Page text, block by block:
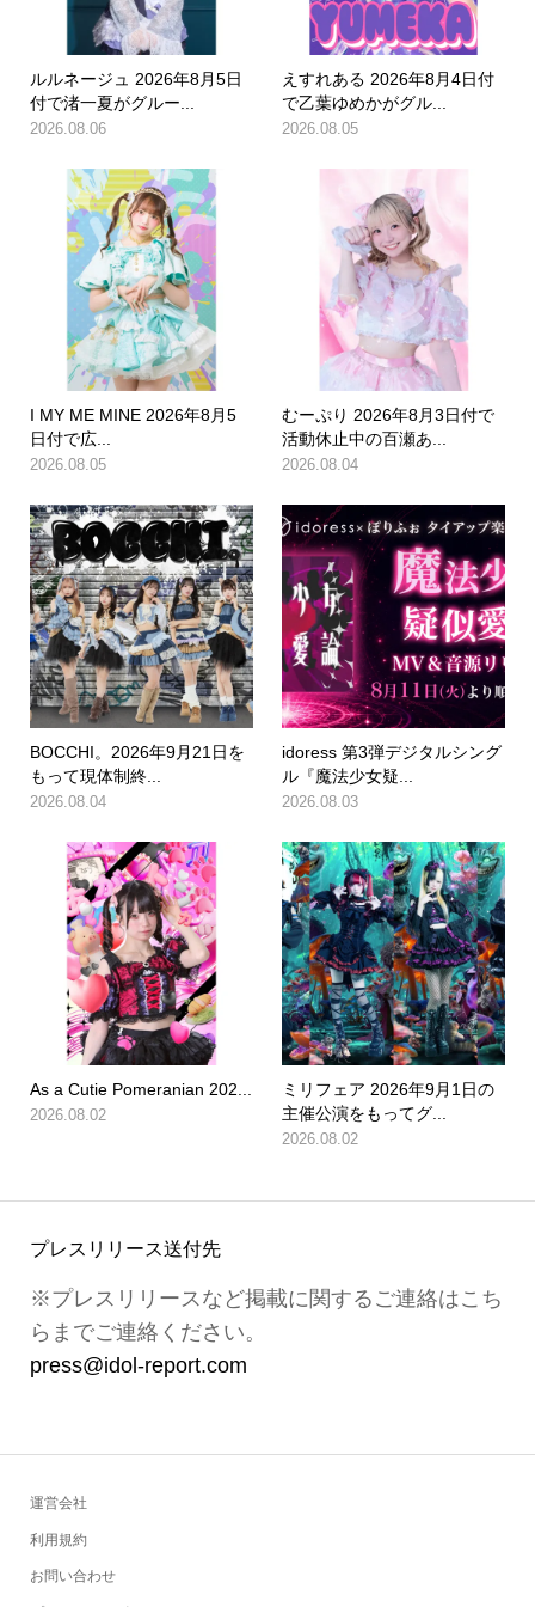
ルルネージュ 2026年8月5日
付で渚一夏がグルー...
2026.08.06
えすれある 2026年8月4日付
で乙葉ゆめかがグル...
2026.08.05
I MY ME MINE 2026年8月5
日付で広...
2026.08.05
むーぷり 2026年8月3日付で
活動休止中の百瀬あ...
2026.08.04
BOCCHI。2026年9月21日を
もって現体制終...
2026.08.04
idoress 第3弾デジタルシング
ル『魔法少女疑...
2026.08.03
As a Cutie Pomeranian 202...
2026.08.02
ミリフェア 2026年9月1日の
主催公演をもってグ...
2026.08.02
プレスリリース送付先
※プレスリリースなど掲載に関するご連絡はこち
らまでご連絡ください。
press@idol-report.com
運営会社
利用規約
お問い合わせ